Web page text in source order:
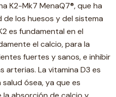
K2-Mk7 MenaQ7®, que ha
los huesos y del sistema
es fundamental en el
el calcio, para la
fuertes y sanos, e inhibir
arterias. La vitamina D3 es
ósea, ya que es